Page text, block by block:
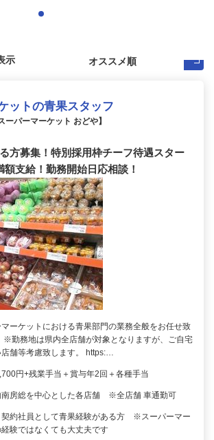
示
ットの青果スタッフ
ーパーマーケット おどや】
方募集！特別採用枠チーフ待遇スター
額支給！勤務開始日応相談！
マーケットにおける青果部門の業務全般をお任せ致
※勤務地は県内全店舗が対象となりますが、ご自宅
舗等考慮致します。 https:…
円+残業手当＋賞与年2回＋各種手当
南房総を中心とした各店舗 ※全店舗 車通勤可
契約社員として青果経験がある方 ※スーパーマー
験ではなくても大丈夫です